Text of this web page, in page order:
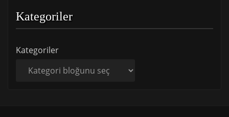
Kategoriler
Kategoriler